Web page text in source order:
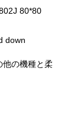
80*80
down
他の機種と柔